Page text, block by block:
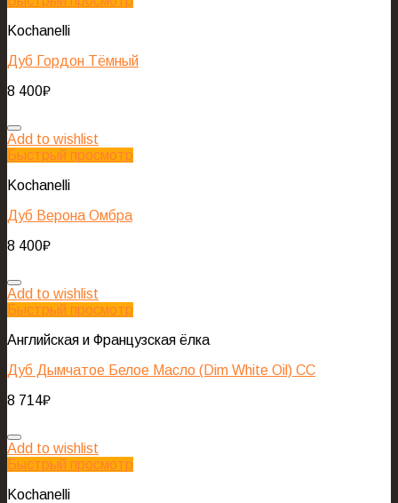
Kochanelli
Дуб Гордон Тёмный
8 400₽
Add to wishlist
Быстрый просмотр
Kochanelli
Дуб Верона Омбра
8 400₽
Add to wishlist
Быстрый просмотр
Английская и Французская ёлка
Дуб Дымчатое Белое Масло (Dim White Oil) CC
8 714₽
Add to wishlist
Быстрый просмотр
Kochanelli